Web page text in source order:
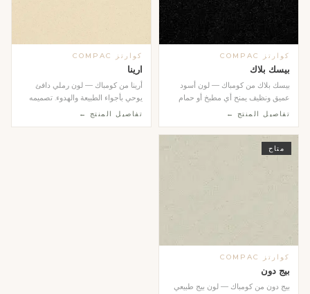
كوارتز COMPAC
بيسك بلاك
بيسك بلاك من كومباك — لون أسود
عميق ونظيف يمنح أي مطبخ أو حمام
طابعاً عصرياً جري...
تفاصيل المنتج ←
كوارتز COMPAC
ارينا
أرينا من كومباك — لون رملي دافئ
يوحي بأجواء الطبيعة والهدوء. تصميمه
المتجانس وال...
تفاصيل المنتج ←
متاح
كوارتز COMPAC
بيج دون
بيج دون من كومباك — لون بيج طبيعي